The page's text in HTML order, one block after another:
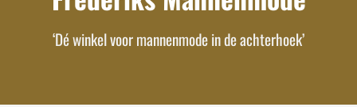
‘Dé winkel voor mannenmode in de achterhoek’